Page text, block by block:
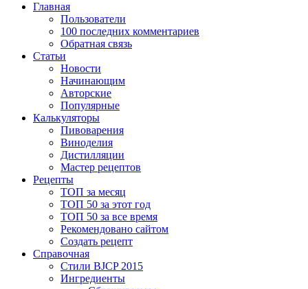
Главная
Пользователи
100 последних комментариев
Обратная связь
Статьи
Новости
Начинающим
Авторские
Популярные
Калькуляторы
Пивоварения
Виноделия
Дистилляции
Мастер рецептов
Рецепты
ТОП за месяц
ТОП 50 за этот год
ТОП 50 за все время
Рекомендовано сайтом
Создать рецепт
Справочная
Стили BJCP 2015
Ингредиенты